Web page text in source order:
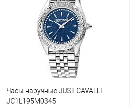
Часы наручные JUST CAVALLI
JC1L195M0345